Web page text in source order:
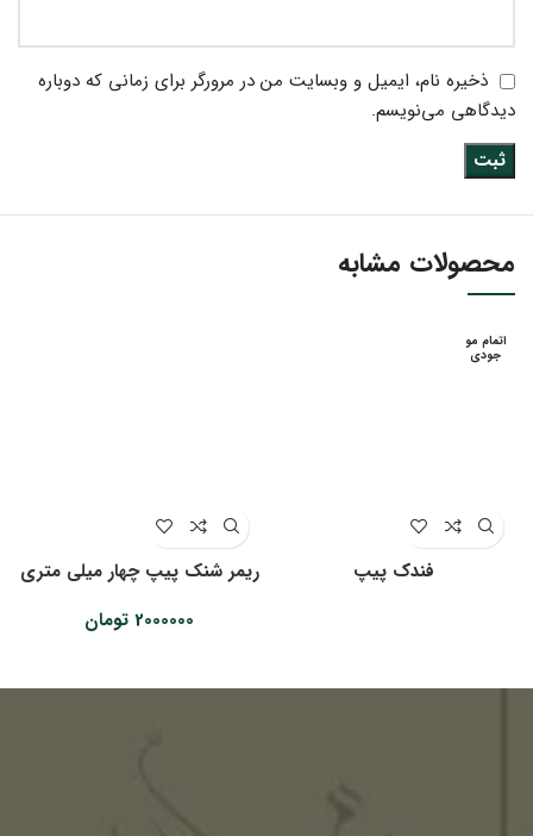
ذخیره نام، ایمیل و وبسایت من در مرورگر برای زمانی که دوباره
دیدگاهی می‌نویسم.
محصولات مشابه
اتمام مو
جودی
فندک پیپ
ریمر شنک پیپ چهار میلی متری
2000000 تومان